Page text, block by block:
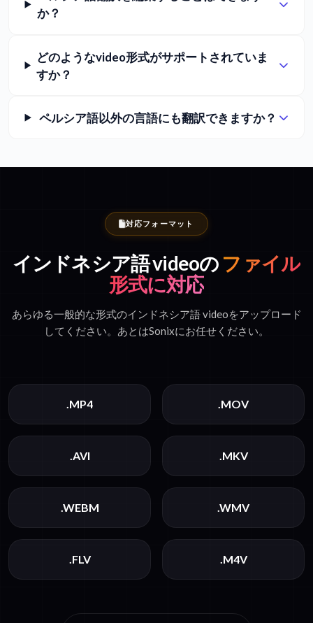
か？
どのようなvideo形式がサポートされていま
すか？
ペルシア語以外の言語にも翻訳できますか？
対応フォーマット
インドネシア語 videoの ファイル
形式に対応
あらゆる一般的な形式のインドネシア語 videoをアップロード
してください。あとはSonixにお任せください。
.MP4 .MOV
.AVI .MKV
.WEBM .WMV
.FLV .M4V